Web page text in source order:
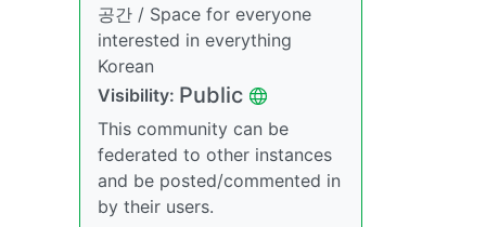
공간 / Space for everyone
interested in everything
Korean
Visibility: Public
This community can be
federated to other instances
and be posted/commented in
by their users.